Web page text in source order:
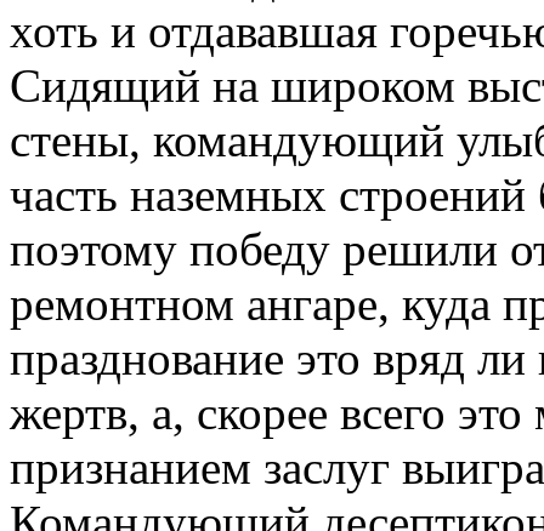
хоть и отдававшая
Сидящий на широком
стены, командующий
часть наземных
поэтому победу решили
ремонтном ангаре, куда
празднование это вряд
жертв, а, скорее всего
признанием заслуг